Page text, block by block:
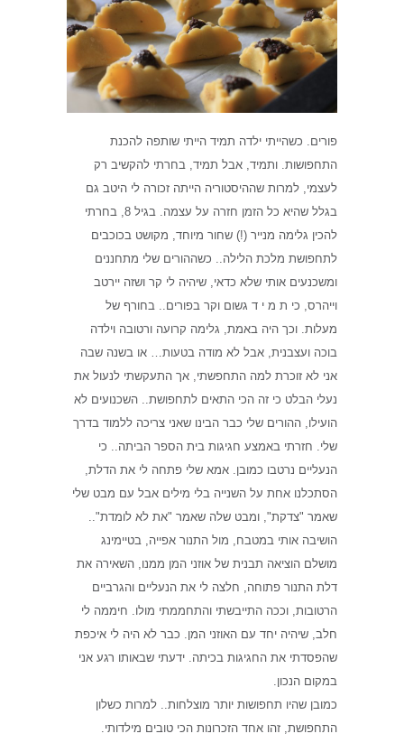
פורים. כשהייתי ילדה תמיד הייתי שותפה להכנת
התחפושות. ותמיד, אבל תמיד, בחרתי להקשיב רק
לעצמי, למרות שההיסטוריה הייתה זכורה לי היטב גם
בגלל שהיא כל הזמן חזרה על עצמה. בגיל 8, בחרתי
להכין גלימה מנייר (!) שחור מיוחד, מקושט בכוכבים
לתחפושת מלכת הלילה.. כשההורים שלי מתחננים
ומשכנעים אותי שלא כדאי, שיהיה לי קר ושזה יירטב
וייהרס, כי ת מ י ד גשום וקר בפורים.. בחורף של
מעלות. וכך היה באמת, גלימה קרועה ורטובה וילדה
בוכה ועצבנית, אבל לא מודה בטעות… או בשנה שבה
אני לא זוכרת למה התחפשתי, אך התעקשתי לנעול את
נעלי הבלט כי זה הכי התאים לתחפושת.. השכנועים לא
הועילו, ההורים שלי כבר הבינו שאני צריכה ללמוד בדרך
שלי. חזרתי באמצע חגיגות בית הספר הביתה.. כי
הנעליים נרטבו כמובן. אמא שלי פתחה לי את הדלת,
הסתכלנו אחת על השנייה בלי מילים אבל עם מבט שלי
שאמר "צדקת", ומבט שלה שאמר "את לא לומדת"..
הושיבה אותי במטבח, מול התנור אפייה, בטיימינג
מושלם הוציאה תבנית של אוזני המן ממנו, השאירה את
דלת התנור פתוחה, חלצה לי את הנעליים והגרביים
הרטובות, וככה התייבשתי והתחממתי מולו. חיממה לי
חלב, שיהיה יחד עם האוזני המן. כבר לא היה לי איכפת
שהפסדתי את החגיגות בכיתה. ידעתי שבאותו רגע אני
במקום הנכון.
כמובן שהיו תחפושות יותר מוצלחות.. למרות כשלון
התחפושת, זהו אחד הזכרונות הכי טובים מילדותי.